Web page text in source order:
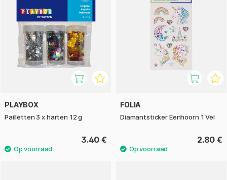
PLAYBOX
Pailletten 3 x harten 12 g
3.40 €
FOLIA
Diamantsticker Eenhoorn 1 Vel
2.80 €